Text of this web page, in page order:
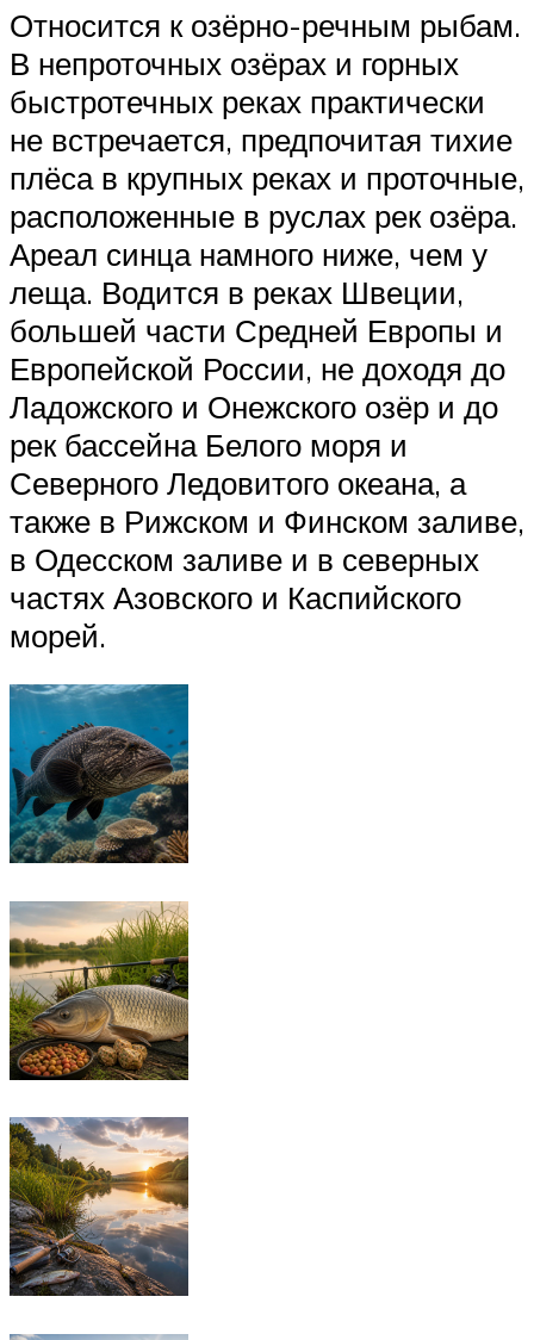
Относится к озёрно-речным рыбам.
В непроточных озёрах и горных
быстротечных реках практически
не встречается, предпочитая тихие
плёса в крупных реках и проточные,
расположенные в руслах рек озёра.
Ареал синца намного ниже, чем у
леща. Водится в реках Швеции,
большей части Средней Европы и
Европейской России, не доходя до
Ладожского и Онежского озёр и до
рек бассейна Белого моря и
Северного Ледовитого океана, а
также в Рижском и Финском заливе,
в Одесском заливе и в северных
частях Азовского и Каспийского
морей.